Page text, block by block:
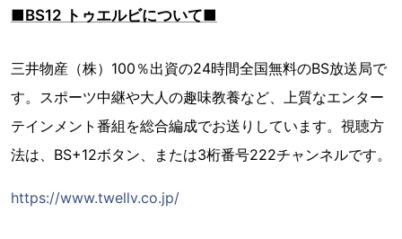
■BS12 トゥエルビについて■
三井物産（株）100％出資の24時間全国無料のBS放送局で
す。スポーツ中継や大人の趣味教養など、上質なエンター
テインメント番組を総合編成でお送りしています。視聴方
法は、BS+12ボタン、または3桁番号222チャンネルです。
https://www.twellv.co.jp/